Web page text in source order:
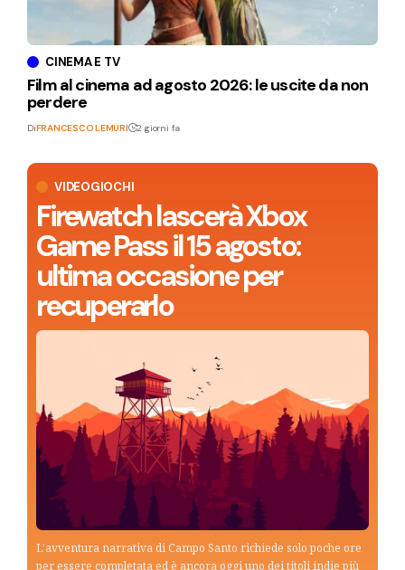
VIDEOGIOCHI
Firewatch lascerà Xbox
Game Pass il 15 agosto:
ultima occasione per
recuperarlo
L’avventura narrativa di Campo Santo richiede solo poche ore
per essere completata ed è ancora oggi uno dei titoli indie più
CINEMA E TV
Film al cinema ad agosto 2026: le uscite da non
perdere
DiFRANCESCO LEMURI 2 giorni fa